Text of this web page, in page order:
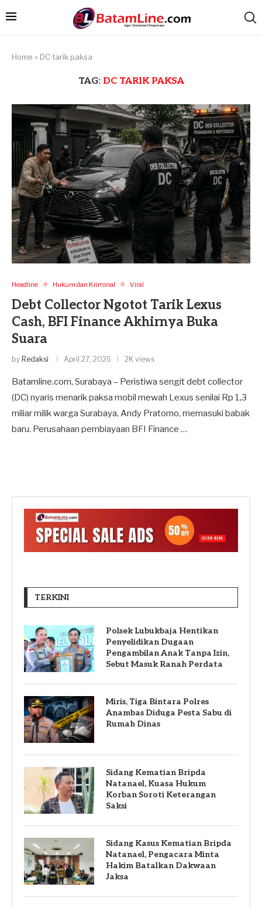
Home » DC tarik paksa
TAG: DC TARIK PAKSA
Headline Hukum dan Kriminal Viral
Debt Collector Ngotot Tarik Lexus
Cash, BFI Finance Akhirnya Buka
Suara
by Redaksi April 27, 2026 2K views
Batamline.com, Surabaya – Peristiwa sengit debt collector
(DC) nyaris menarik paksa mobil mewah Lexus senilai Rp 1,3
miliar milik warga Surabaya, Andy Pratomo, memasuki babak
baru. Perusahaan pembiayaan BFI Finance …
TERKINI
Polsek Lubukbaja Hentikan
Penyelidikan Dugaan
Pengambilan Anak Tanpa Izin,
Sebut Masuk Ranah Perdata
Miris, Tiga Bintara Polres
Anambas Diduga Pesta Sabu di
Rumah Dinas
Sidang Kematian Bripda
Natanael, Kuasa Hukum
Korban Soroti Keterangan
Saksi
Sidang Kasus Kematian Bripda
Natanael, Pengacara Minta
Hakim Batalkan Dakwaan
Jaksa